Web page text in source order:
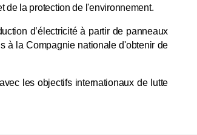
de la protection de l'environnement.
d’électricité à partir de panneaux
à la Compagnie nationale d'obtenir de
les objectifs internationaux de lutte